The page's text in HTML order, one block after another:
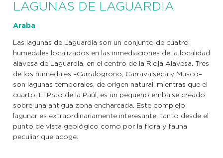
LAGUNAS DE LAGUARDIA
Araba
Las lagunas de Laguardia son un conjunto de cuatro
humedales localizados en las inmediaciones de la localidad
alavesa de Laguardia, en el centro de la Rioja Alavesa. Tres
de los humedales –Carralogroño, Carravalseca y Musco–
son lagunas temporales, de origen natural, mientras que el
cuarto, El Prao de la Paúl, es un pequeño embalse creado
sobre una antigua zona encharcada. Este complejo
lagunar es extraordinariamente interesante, tanto desde el
punto de vista geológico como por la flora y fauna
peculiar que acoge.